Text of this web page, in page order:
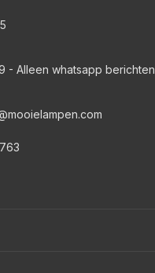
- Alleen whatsapp berichten